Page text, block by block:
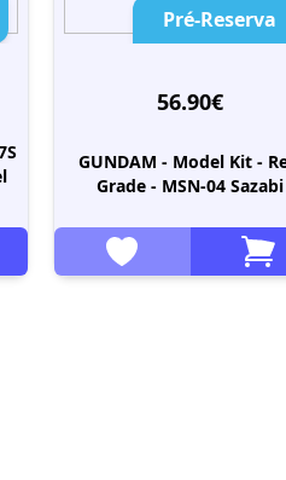
Pré-Reserva
56.90€
GUNDAM - Model Kit -
Grade - MSN-04 Sazabi